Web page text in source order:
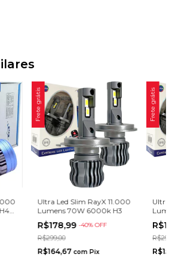
Frete grátis
Ultra Led Slim RayX 11.000
Lumens 70W 6000k H3
R$178,99 -40% OFF
R$299,00
R$164,67 com Pix
Frete grátis
Ultra